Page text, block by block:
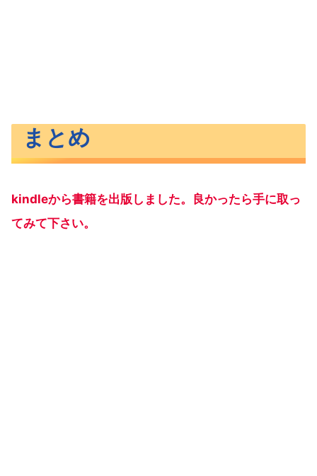
まとめ
kindleから書籍を出版しました。良かったら手に取っ
てみて下さい。